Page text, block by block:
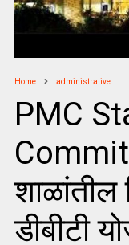
Home administrative
PMC
शाळांतील
डीबीटी